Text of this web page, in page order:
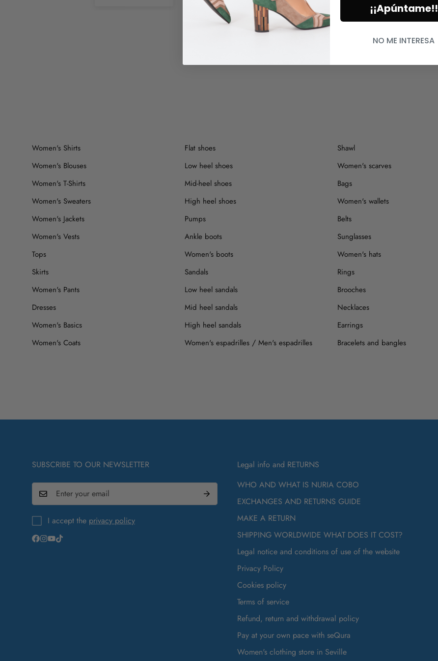
y ponérmelo.
Women's Shirts
Women's Blouses
Women's T-Shirts
Women's Sweaters
Women's Jackets
Women's Vests
Tops
Skirts
Women's Pants
Dresses
Women's Basics
Women's Coats
Flat shoes
Low heel shoes
Mid-heel shoes
High heel shoes
Pumps
Ankle boots
Women's boots
Sandals
Low heel sandals
Mid heel sandals
High heel sandals
Women's espadrilles / Men's espadrilles
Shawl
Women's scarves
Bags
Women's wallets
Belts
Sunglasses
Women's hats
Rings
Brooches
Necklaces
Earrings
Bracelets and bangles
SUBSCRIBE TO OUR NEWSLETTER
I accept the privacy policy
Legal info and RETURNS
WHO AND WHAT IS NURIA COBO
EXCHANGES AND RETURNS GUIDE
MAKE A RETURN
SHIPPING WORLDWIDE WHAT DOES IT COST?
Legal notice and conditions of use of the website
Privacy Policy
Cookies policy
Terms of service
Refund, return and withdrawal policy
Pay at your own pace with seQura
Women's clothing store in Seville
¡¡Apúntame!!
NO ME INTERESA